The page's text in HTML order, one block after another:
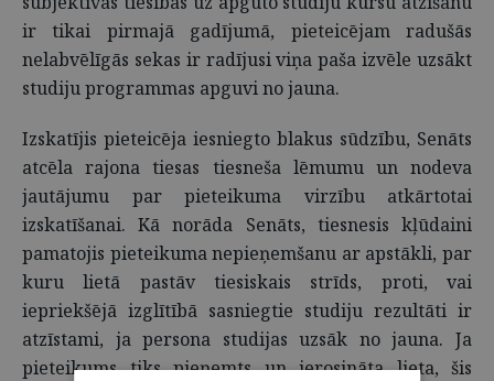
ir tikai pirmajā gadījumā, pieteicējam radušās
nelabvēlīgās sekas ir radījusi viņa paša izvēle uzsākt
studiju programmas apguvi no jauna.
Izskatījis pieteicēja iesniegto blakus sūdzību, Senāts
atcēla rajona tiesas tiesneša lēmumu un nodeva
jautājumu par pieteikuma virzību atkārtotai
izskatīšanai. Kā norāda Senāts, tiesnesis kļūdaini
pamatojis pieteikuma nepieņemšanu ar apstākli, par
kuru lietā pastāv tiesiskais strīds, proti, vai
iepriekšējā izglītībā sasniegtie studiju rezultāti ir
atzīstami, ja persona studijas uzsāk no jauna. Ja
pieteikums tiks pieņemts un ierosināta lieta, šis